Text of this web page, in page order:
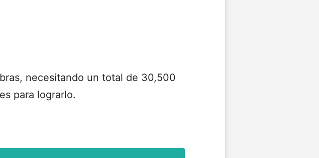
necesitando un total de 30,500
para lograrlo.